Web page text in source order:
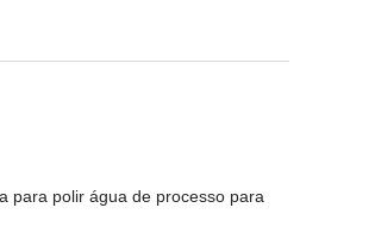
para polir água de processo para